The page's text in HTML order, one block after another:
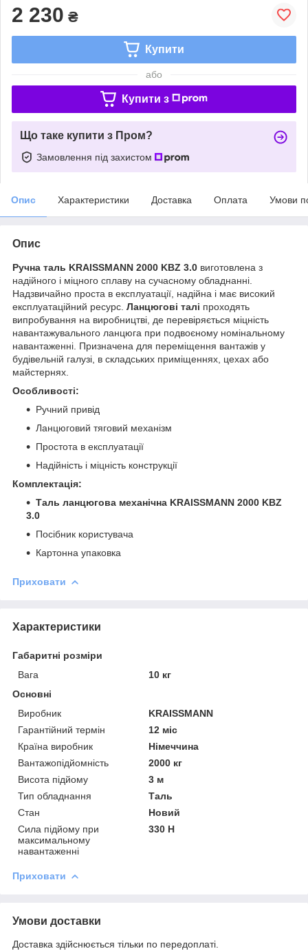
2 230 ₴
Купити
або
Купити з
Що таке купити з Пром?
Замовлення під захистом
Опис Характеристики Доставка Оплата Умови
Опис
Ручна таль KRAISSMANN 2000 KBZ 3.0 виготовлена з
надійного і міцного сплаву на сучасному обладнанні.
Надзвичайно проста в експлуатації, надійна і має високий
експлуатаційний ресурс. Ланцюгові талі проходять
випробування на виробництві, де перевіряється міцність
навантажувального ланцюга при подвоєному номінальному
навантаженні. Призначена для переміщення вантажів у
будівельній галузі, в складських приміщеннях, цехах або
майстернях.
Особливості:
Ручний привід
Ланцюговий тяговий механізм
Простота в експлуатації
Надійність і міцність конструкції
Комплектація:
Таль ланцюгова механічна KRAISSMANN 2000 KBZ
3.0
Посібник користувача
Картонна упаковка
Приховати
Характеристики
Габаритні розміри
Вага
10 кг
Основні
Виробник
KRAISSMANN
Гарантійний термін
12 міс
Країна виробник
Німеччина
Вантажопідйомність
2000 кг
Висота підйому
3 м
Тип обладнання
Таль
Стан
Новий
Сила підйому при
максимальному
навантаженні
330 Н
Приховати
Умови доставки
Доставка здійснюється тільки по передоплаті.